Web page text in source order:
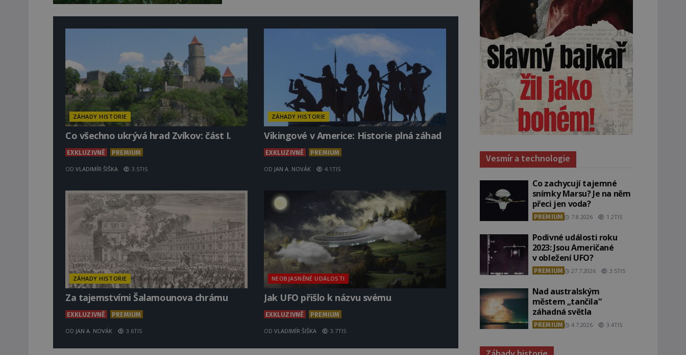
celé generace. V minu
ZÁHADY HISTORIE
Co všechno ukrývá hrad Zvíkov: část I.
EXKLUZIVNĚ PREMIUM
OD VLADIMÍR ŠIŠKA 3.5TIS
ZÁHADY HISTORIE
Vikingové v Americe: Historie plná záhad
EXKLUZIVNĚ PREMIUM
OD JAN A. NOVÁK 4.1TIS
ZÁHADY HISTORIE
Za tajemstvími Šalamounova chrámu
EXKLUZIVNĚ PREMIUM
OD JAN A. NOVÁK 3.6TIS
NEOBJASNĚNÉ UDÁLOSTI
Jak UFO přišlo k názvu svému
EXKLUZIVNĚ PREMIUM
OD VLADIMÍR ŠIŠKA 3.7TIS
Vesmír a technologie
Co zachycují tajemné
snímky Marsu? Je na něm
přeci jen voda?
PREMIUM 7.8.2026 1.2TIS
Podivné události roku
2023: Jsou Američané
v obležení UFO?
PREMIUM 27.7.2026 3.5TIS
Nad australským
městem „tančila“
záhadná světla
PREMIUM 4.7.2026 3.4TIS